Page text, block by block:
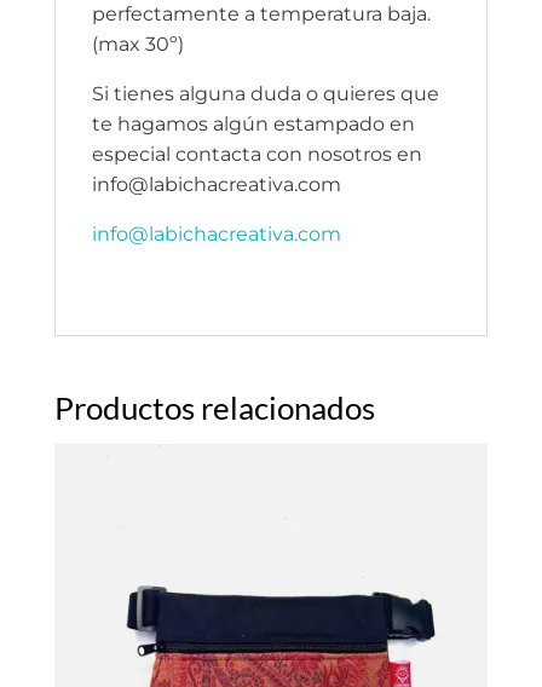
perfectamente a temperatura baja.
(max 30º)
Si tienes alguna duda o quieres que
te hagamos algún estampado en
especial contacta con nosotros en
info@labichacreativa.com
info@labichacreativa.com
Productos relacionados